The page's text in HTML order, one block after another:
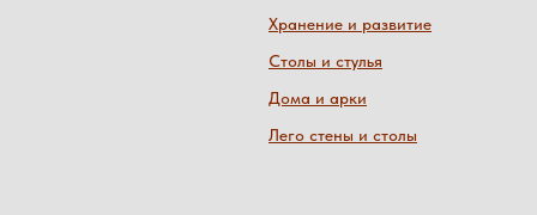
Хранение и развитие
Столы и стулья
Дома и арки
Лего стены и столы